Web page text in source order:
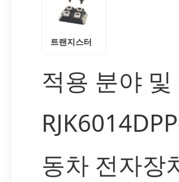
트랜지스터
적용 분야
동차 전자장